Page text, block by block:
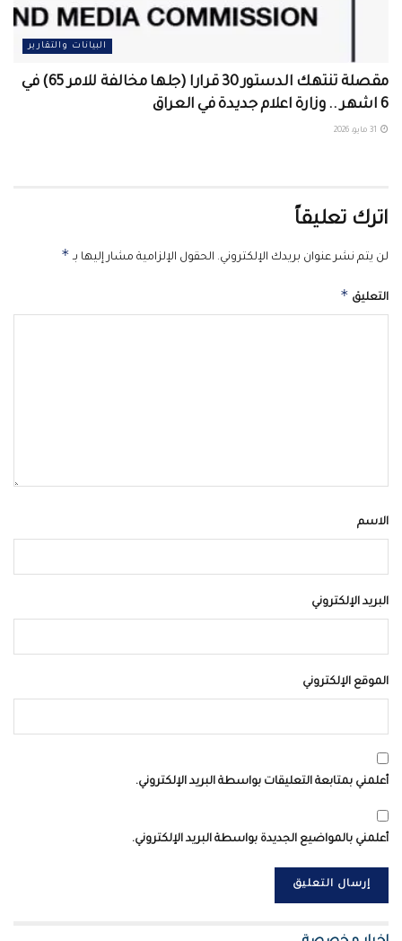
البيانات والتقارير
مقصلة تنتهك الدستور 30 قرارا (جلها مخالفة للامر 65) في
6 اشهر .. وزارة اعلام جديدة في العراق
اترك تعليقاً
لن يتم نشر عنوان بريدك الإلكتروني. الحقول الإلزامية مشار إليها بـ *
التعليق *
الاسم
البريد الإلكتروني
الموقع الإلكتروني
أعلمني بمتابعة التعليقات بواسطة البريد الإلكتروني.
أعلمني بالمواضيع الجديدة بواسطة البريد الإلكتروني.